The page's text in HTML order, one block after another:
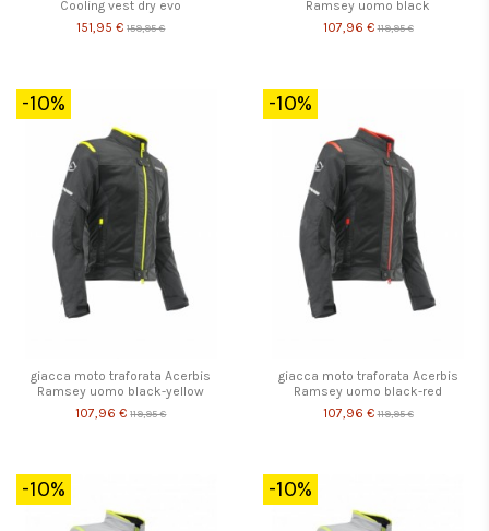
Cooling vest dry evo
151,95 € 159,95 €
Ramsey uomo black
107,96 € 119,95 €
-10%
giacca moto traforata Acerbis
Ramsey uomo black-yellow
107,96 € 119,95 €
-10%
giacca moto traforata Acerbis
Ramsey uomo black-red
107,96 € 119,95 €
-10% -10%